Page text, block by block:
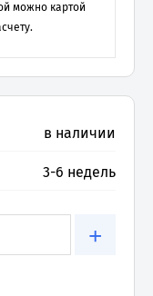
можно картой
в наличии
3-6 недель
+